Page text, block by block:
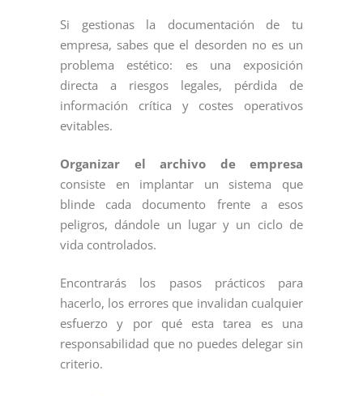
Si gestionas la documentación de tu
empresa, sabes que el desorden no es un
problema estético: es una exposición
directa a riesgos legales, pérdida de
información crítica y costes operativos
evitables.
Organizar el archivo de empresa
consiste en implantar un sistema que
blinde cada documento frente a esos
peligros, dándole un lugar y un ciclo de
vida controlados.
Encontrarás los pasos prácticos para
hacerlo, los errores que invalidan cualquier
esfuerzo y por qué esta tarea es una
responsabilidad que no puedes delegar sin
criterio.